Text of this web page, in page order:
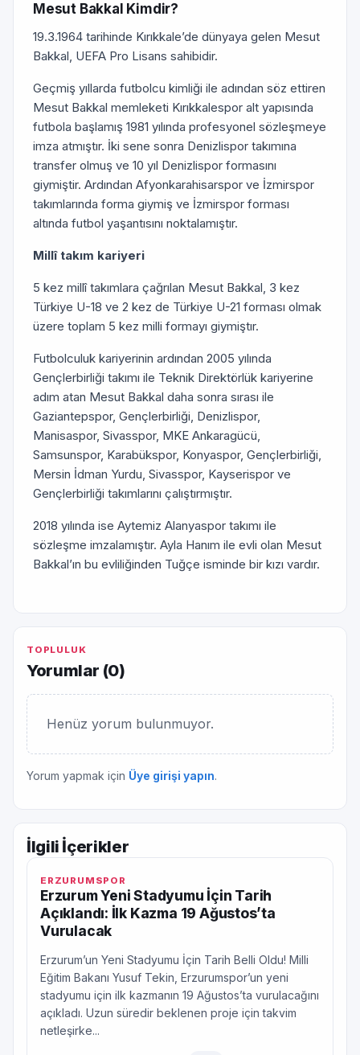
Mesut Bakkal Kimdir?
19.3.1964 tarihinde Kırıkkale’de dünyaya gelen Mesut
Bakkal, UEFA Pro Lisans sahibidir.
Geçmiş yıllarda futbolcu kimliği ile adından söz ettiren
Mesut Bakkal memleketi Kırıkkalespor alt yapısında
futbola başlamış 1981 yılında profesyonel sözleşmeye
imza atmıştır. İki sene sonra Denizlispor takımına
transfer olmuş ve 10 yıl Denizlispor formasını
giymiştir. Ardından Afyonkarahisarspor ve İzmirspor
takımlarında forma giymiş ve İzmirspor forması
altında futbol yaşantısını noktalamıştır.
Millî takım kariyeri
5 kez millî takımlara çağrılan Mesut Bakkal, 3 kez
Türkiye U-18 ve 2 kez de Türkiye U-21 forması olmak
üzere toplam 5 kez milli formayı giymiştır.
Futbolculuk kariyerinin ardından 2005 yılında
Gençlerbirliği takımı ile Teknik Direktörlük kariyerine
adım atan Mesut Bakkal daha sonra sırası ile
Gaziantepspor, Gençlerbirliği, Denizlispor,
Manisaspor, Sivasspor, MKE Ankaragücü,
Samsunspor, Karabükspor, Konyaspor, Gençlerbirliği,
Mersin İdman Yurdu, Sivasspor, Kayserispor ve
Gençlerbirliği takımlarını çalıştırmıştır.
2018 yılında ise Aytemiz Alanyaspor takımı ile
sözleşme imzalamıştır. Ayla Hanım ile evli olan Mesut
Bakkal’ın bu evliliğinden Tuğçe isminde bir kızı vardır.
TOPLULUK
Yorumlar (0)
Henüz yorum bulunmuyor.
Yorum yapmak için Üye girişi yapın.
İlgili İçerikler
ERZURUMSPOR
Erzurum Yeni Stadyumu İçin Tarih
Açıklandı: İlk Kazma 19 Ağustos’ta
Vurulacak
Erzurum’un Yeni Stadyumu İçin Tarih Belli Oldu! Milli
Eğitim Bakanı Yusuf Tekin, Erzurumspor’un yeni
stadyumu için ilk kazmanın 19 Ağustos’ta vurulacağını
açıkladı. Uzun süredir beklenen proje için takvim
netleşirke...